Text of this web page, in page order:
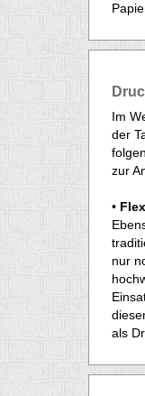
Im
der
zur
•
nur
als